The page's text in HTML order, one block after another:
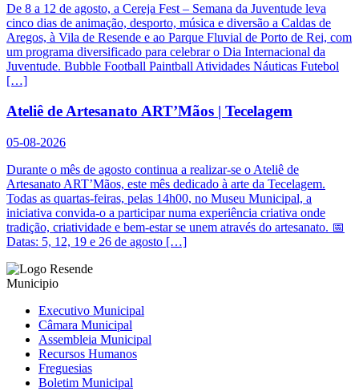
De 8 a 12 de agosto, a Cereja Fest – Semana da Juventude leva
cinco dias de animação, desporto, música e diversão a Caldas de
Aregos, à Vila de Resende e ao Parque Fluvial de Porto de Rei, com
um programa diversificado para celebrar o Dia Internacional da
Juventude. Bubble Football Paintball Atividades Náuticas Futebol
[…]
Ateliê de Artesanato ART’Mãos | Tecelagem
05-08-2026
Durante o mês de agosto continua a realizar-se o Ateliê de
Artesanato ART’Mãos, este mês dedicado à arte da Tecelagem.
Todas as quartas-feiras, pelas 14h00, no Museu Municipal, a
iniciativa convida-o a participar numa experiência criativa onde
tradição, criatividade e bem-estar se unem através do artesanato. 📅
Datas: 5, 12, 19 e 26 de agosto […]
Municipio
Executivo Municipal
Câmara Municipal
Assembleia Municipal
Recursos Humanos
Freguesias
Boletim Municipal